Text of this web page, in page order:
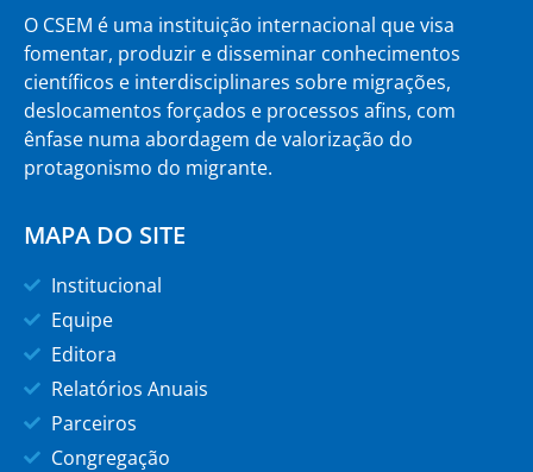
O CSEM é uma instituição internacional que visa
fomentar, produzir e disseminar conhecimentos
científicos e interdisciplinares sobre migrações,
deslocamentos forçados e processos afins, com
ênfase numa abordagem de valorização do
protagonismo do migrante.
MAPA DO SITE
Institucional
Equipe
Editora
Relatórios Anuais
Parceiros
Congregação